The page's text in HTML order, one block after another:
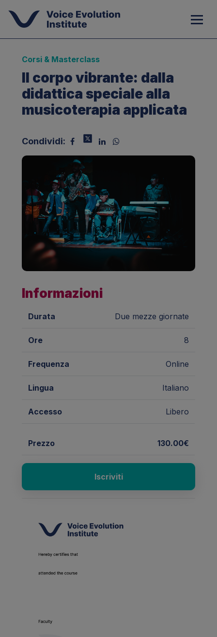
Corsi & Masterclass
Il corpo vibrante: dalla
didattica speciale alla
musicoterapia applicata
Condividi:
Informazioni
Durata Due mezze giornate
Ore 8
Frequenza Online
Lingua Italiano
Accesso Libero
Prezzo 130.00€
Iscriviti